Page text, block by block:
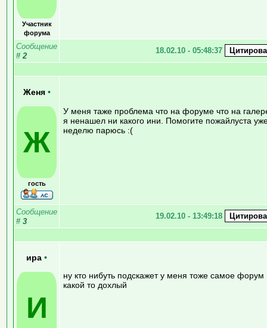
Участник
форума
Сообщение
# 2
18.02.10 - 05:48:37
Женя •
Ж
гость
У меня таже проблема что на форуме что на
я ненашел ни какого ини. Помогите пожайлуста
неделю парюсь :(
Сообщение
# 3
19.02.10 - 13:49:18
ира •
И
ну кто нибуть подскажет у меня тоже самое форум
какой то дохлый